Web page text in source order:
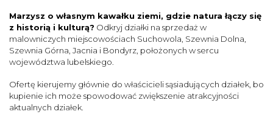
Marzysz o własnym kawałku ziemi, gdzie natura łączy się
z historią i kulturą? Odkryj działki na sprzedaż w
malowniczych miejscowościach Suchowola, Szewnia Dolna,
Szewnia Górna, Jacnia i Bondyrz, położonych w sercu
województwa lubelskiego.
Ofertę kierujemy głównie do właścicieli sąsiadujących działek, bo
kupienie ich może spowodować zwiększenie atrakcyjności
aktualnych działek.